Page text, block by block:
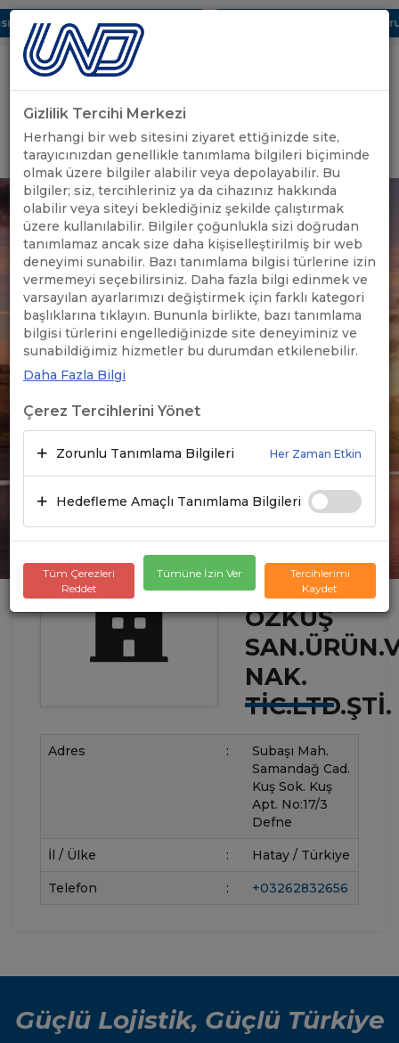
Dijital UBAK Bölümü Hakkında UND, Yunanistan Vize
Uluslararası Nakliyeciler Derneği
GİRİŞ YAP
ÖZKUŞ
NAK.
TIC.LTD.ŞTI.
Adres :
Subaşı Mah.
Samandağ Cad.
Kuş Sok. Kuş
Apt. No:17/3
Defne
İl / Ülke : Hatay / Türkiye
Telefon : +03262832656
Güçlü Lojistik, Güçlü Türkiye
Gizlilik Tercihi Merkezi
Herhangi bir web sitesini ziyaret ettiğinizde site,
tarayıcınızdan genellikle tanımlama bilgileri biçiminde
olmak üzere bilgiler alabilir veya depolayabilir. Bu
bilgiler; siz, tercihleriniz ya da cihazınız hakkında
olabilir veya siteyi beklediğiniz şekilde çalıştırmak
üzere kullanılabilir. Bilgiler çoğunlukla sizi doğrudan
tanımlamaz ancak size daha kişiselleştirilmiş bir web
deneyimi sunabilir. Bazı tanımlama bilgisi türlerine izin
vermemeyi seçebilirsiniz. Daha fazla bilgi edinmek ve
varsayılan ayarlarımızı değiştirmek için farklı kategori
başlıklarına tıklayın. Bununla birlikte, bazı tanımlama
bilgisi türlerini engellediğinizde site deneyiminiz ve
sunabildiğimiz hizmetler bu durumdan etkilenebilir.
Daha Fazla Bilgi
Çerez Tercihlerini Yönet
Zorunlu Tanımlama Bilgileri Her Zaman Etkin
Hedefleme Amaçlı Tanımlama Bilgileri
Tüm Çerezleri
Reddet
Tümüne İzin Ver
Tercihlerimi
Kaydet